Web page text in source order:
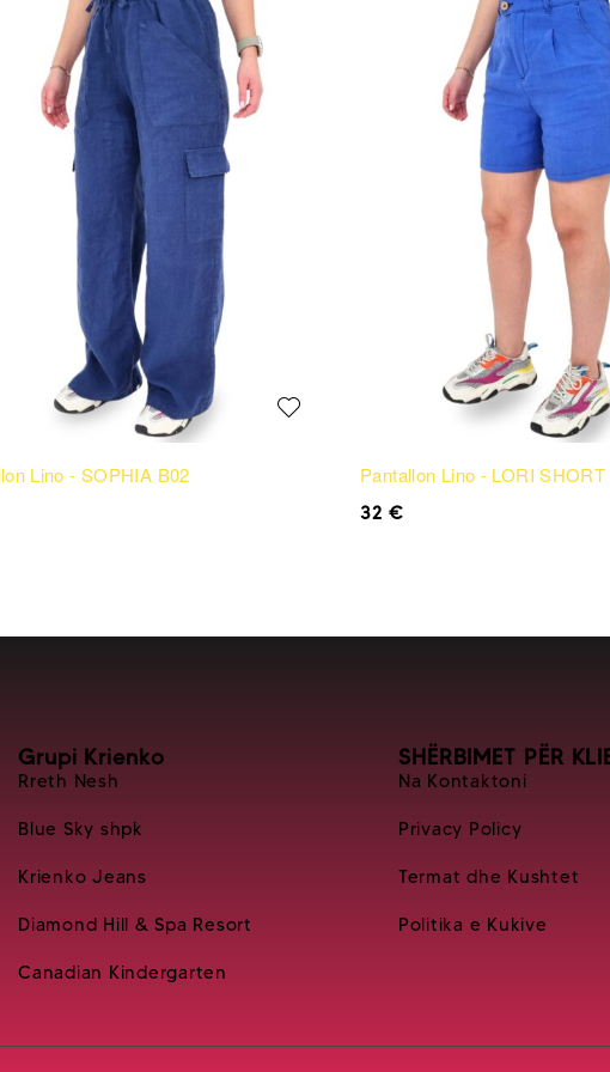
Lino - SOPHIA B02 Pantallon Lino - LORI SHORT
32€
Grupi Krienko
Rreth Nesh
Blue Sky shpk
Krienko Jeans
Diamond Hill & Spa Resort
Canadian Kindergarten
SHËRBIMET PËR
Na Kontaktoni
Privacy Policy
Termat dhe Kushtet
Politika e Kukive